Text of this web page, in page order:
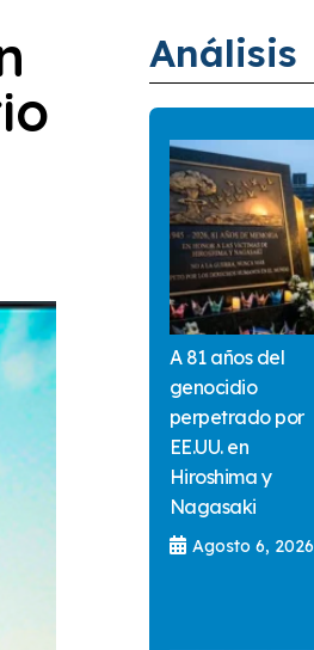
Análisis
A 81 años del
genocidio
perpetrado por
EE.UU. en
Hiroshima y
Nagasaki
Agosto 6, 2026